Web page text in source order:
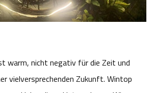
warm, nicht negativ für die Zeit und
vielversprechenden Zukunft. Wintop